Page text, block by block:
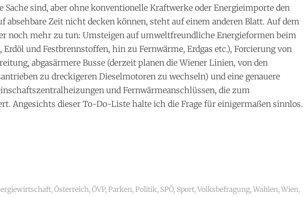
Sache sind, aber ohne konventionelle Kraftwerke oder Energieimporte den
absehbare Zeit nicht decken können, steht auf einem anderen Blatt. Auf dem
noch mehr zu tun: Umsteigen auf umweltfreundliche Energieformen beim
Erdöl und Festbrennstoffen, hin zu Fernwärme, Erdgas etc.), Forcierung von
abgasärmere Busse (derzeit planen die Wiener Linien, von den
zu dreckigeren Dieselmotoren zu wechseln) und eine genauere
und Fernwärmeanschlüssen, die zum
Angesichts dieser To-Do-Liste halte ich die Frage für einigermaßen sinnlos.
,Österreich,ÖVP,Parken,Politik, SPÖ, Sport,Volksbefragung,Wahlen,Wien,